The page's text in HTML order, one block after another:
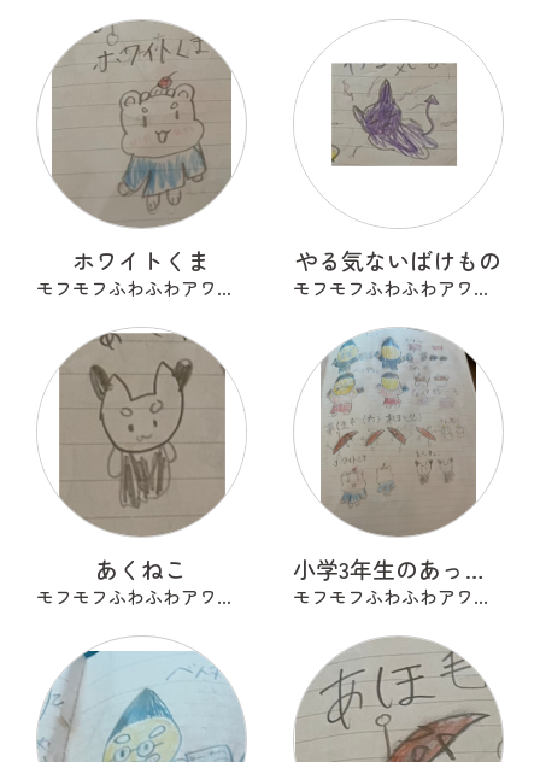
ホワイトくま
モフモフふわふわアワアワ
やる気ないばけもの
モフモフふわふわアワアワ
あくねこ
モフモフふわふわアワアワ
小学3年生のあったらいいな
モフモフふわふわアワアワ